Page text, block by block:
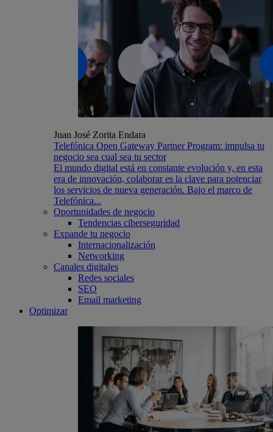
Juan José Zorita Endara
Telefónica Open Gateway Partner Program: impulsa tu
negocio sea cual sea tu sector
El mundo digital está en constante evolución y, en esta
era de innovación, colaborar es la clave para potenciar
los servicios de nueva generación. Bajo el marco de
Telefónica...
Oportunidades de negocio
Tendencias ciberseguridad
Expande tu negocio
Internacionalización
Networking
Canales digitales
Redes sociales
SEO
Email marketing
Optimizar